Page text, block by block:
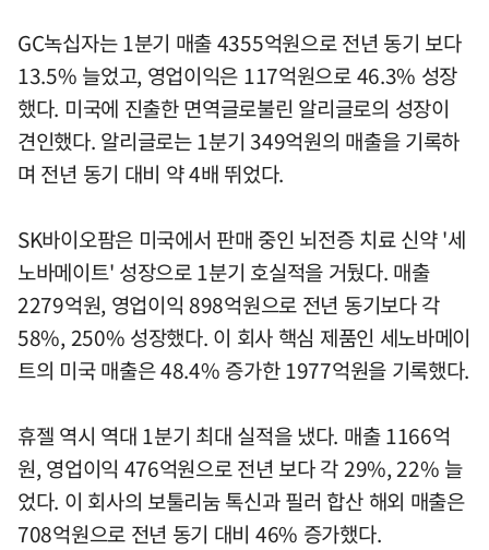
GC녹십자는 1분기 매출 4355억원으로 전년 동기 보다
13.5% 늘었고, 영업이익은 117억원으로 46.3% 성장
했다. 미국에 진출한 면역글로불린 알리글로의 성장이
견인했다. 알리글로는 1분기 349억원의 매출을 기록하
며 전년 동기 대비 약 4배 뛰었다.
SK바이오팜은 미국에서 판매 중인 뇌전증 치료 신약 '세
노바메이트' 성장으로 1분기 호실적을 거뒀다. 매출
2279억원, 영업이익 898억원으로 전년 동기보다 각
58%, 250% 성장했다. 이 회사 핵심 제품인 세노바메이
트의 미국 매출은 48.4% 증가한 1977억원을 기록했다.
휴젤 역시 역대 1분기 최대 실적을 냈다. 매출 1166억
원, 영업이익 476억원으로 전년 보다 각 29%, 22% 늘
었다. 이 회사의 보툴리눔 톡신과 필러 합산 해외 매출은
708억원으로 전년 동기 대비 46% 증가했다.